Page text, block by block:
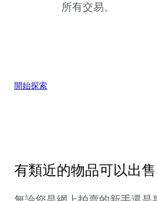
所有交易。
開始探索
有類近的物品可以出售